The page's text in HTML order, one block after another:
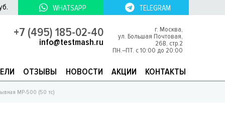
WHATSAPP TELEGRAM
г. Москва,
ул. Большая Почтовая,
26В, стр.2
ПН.–ПТ. с 10:00 до 20:00
+7 (495) 185-02-40
info@testmash.ru
ОТЗЫВЫ НОВОСТИ АКЦИИ КОНТАКТЫ
МР-500 (50 тс)